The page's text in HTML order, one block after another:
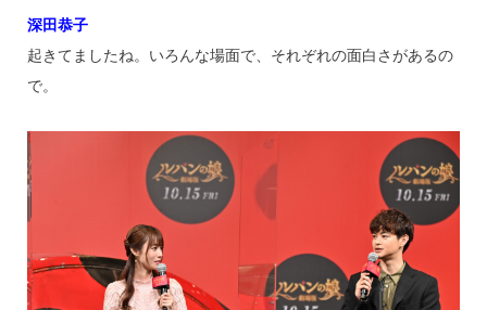
深田恭子
起きてましたね。いろんな場面で、それぞれの面白さがあるの
で。